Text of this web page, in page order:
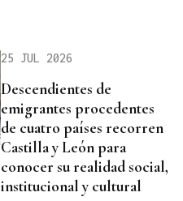
25 JUL 2026
Descendientes de
emigrantes procedentes
de cuatro países recorren
Castilla y León para
conocer su realidad social,
institucional y cultural